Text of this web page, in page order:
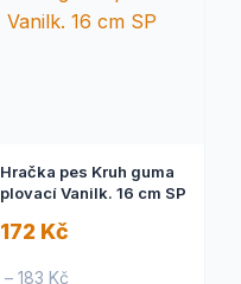
Hračka pes Kruh guma
plovací Vanilk. 16 cm SP
172 Kč
– 183 Kč